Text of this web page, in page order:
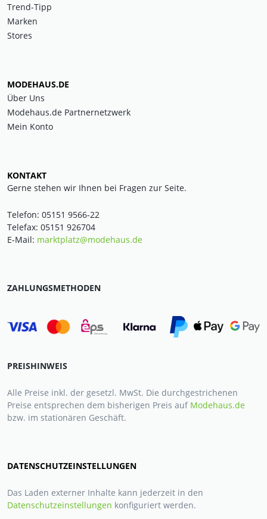
Trend-Tipp
Marken
Stores
MODEHAUS.DE
Über Uns
Modehaus.de Partnernetzwerk
Mein Konto
KONTAKT
Gerne stehen wir Ihnen bei Fragen zur Seite.
Telefon: 05151 9566-22
Telefax: 05151 926704
E-Mail: marktplatz@modehaus.de
ZAHLUNGSMETHODEN
PREISHINWEIS
Alle Preise inkl. der gesetzl. MwSt. Die durchgestrichenen
Preise entsprechen dem bisherigen Preis auf Modehaus.de
bzw. im stationären Geschäft.
DATENSCHUTZEINSTELLUNGEN
Das Laden externer Inhalte kann jederzeit in den
Datenschutzeinstellungen konfiguriert werden.